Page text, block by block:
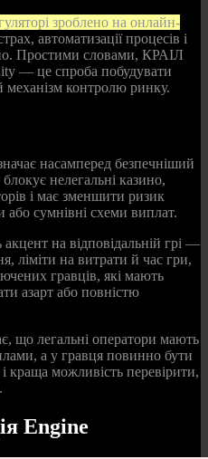
зроблено на онлайн-
автоматизації процесів і
Простими словами, КРАІЛ
— це спроба побудувати
механізм контролю ринку.
насамперед безпечніший
нелегальні казино,
і має зменшити ризик
або сумнівні схеми виплат.
на відповідальній грі —
ліміти на витрати й час гри,
гравців, які мають
азарт або повністю
що легальні оператори мають
а у гравця повинно бути
краща можливість перевірити,
Engine